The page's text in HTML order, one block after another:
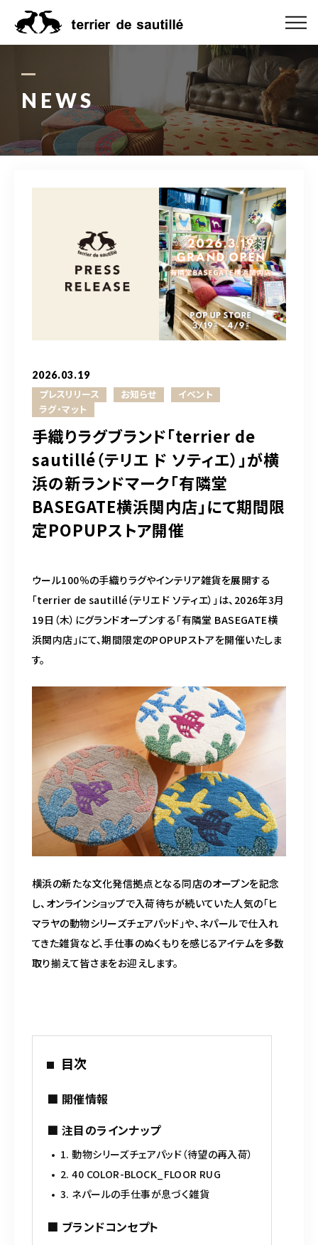
NEWS
2026.03.19
プレスリリース お知らせ
イベント
ラグ・マット
手織りラグブランド「terrier de
sautillé（テリエ ド ソティエ）」が横
浜の新ランドマーク「有隣堂
BASEGATE横浜関内店」にて期間限
定POPUPストア開催
ウール100％の手織りラグやインテリア雑貨を展開する
「terrier de sautillé（テリエ ド ソティエ）」は、2026年3月
19日（木）にグランドオープンする「有隣堂 BASEGATE横
浜関内店」にて、期間限定のPOPUPストアを開催いたしま
す。
横浜の新たな文化発信拠点となる同店のオープンを記念
し、オンラインショップで入荷待ちが続いていた人気の「ヒ
マラヤの動物シリーズチェアパッド」や、ネパールで仕入れ
てきた雑貨など、手仕事のぬくもりを感じるアイテムを多数
取り揃えて皆さまをお迎えします。
目次
■ 開催情報
■ 注目のラインナップ
1. 動物シリーズチェアパッド（待望の再入荷）
2. 40 COLOR-BLOCK_FLOOR RUG
3. ネパールの手仕事が息づく雑貨
■ ブランドコンセプト
ABOUT US
CATEGORY
PRODUCT
RUG GUIDE
NEWS
ONLINE SHOP
CONTACT
営業時間 11:00～18:00
土・日・祝日を除く
お問い合わせはこちら